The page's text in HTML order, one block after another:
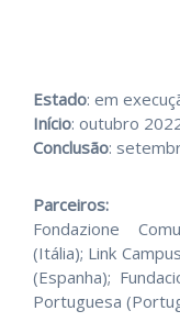
Estado: em
Início: outubro
Conclusão:
Parceiros:
Fondazione
(Itália); Link
(Espanha);
Portuguesa